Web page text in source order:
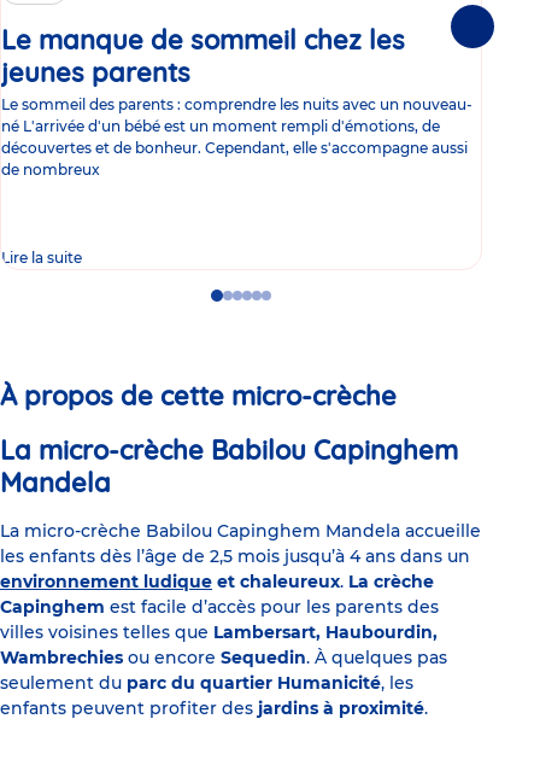
Le manque de sommeil chez les
jeunes parents
Le sommeil des parents : comprendre les nuits avec un nouveau-
né L'arrivée d'un bébé est un moment rempli d'émotions, de
découvertes et de bonheur. Cependant, elle s'accompagne aussi
de nombreux
Lire la suite
GoGoGoGo
GoGo
À propos de cette micro-crèche
La micro-crèche Babilou Capinghem
Mandela
La micro-crèche Babilou Capinghem Mandela accueille
les enfants dès l’âge de 2,5 mois jusqu’à 4 ans dans un
environnement ludique et chaleureux. La crèche
Capinghem est facile d’accès pour les parents des
villes voisines telles que Lambersart, Haubourdin,
Wambrechies ou encore Sequedin. À quelques pas
seulement du parc du quartier Humanicité, les
enfants peuvent profiter des jardins à proximité.